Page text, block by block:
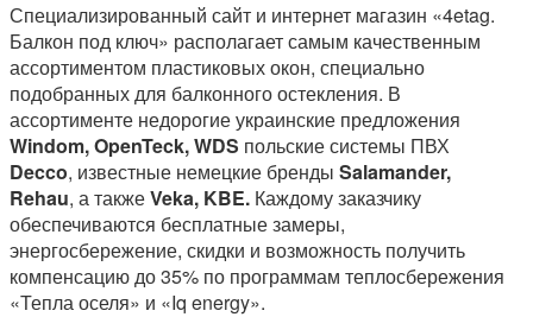
Специализированный сайт и интернет магазин «4etag.
Балкон под ключ» располагает самым качественным
ассортиментом пластиковых окон, специально
подобранных для балконного остекления. В
ассортименте недорогие украинские предложения
Windom,OpenTeck,WDS польские системы ПВХ
Decco, известные немецкие бренды Salamander,
Rehau, а такжеVeka, KBE. Каждому заказчику
обеспечиваются бесплатные замеры,
энергосбережение, скидки и возможность получить
компенсацию до 35% по программам теплосбережения
«Тепла оселя» и «Iq energy».